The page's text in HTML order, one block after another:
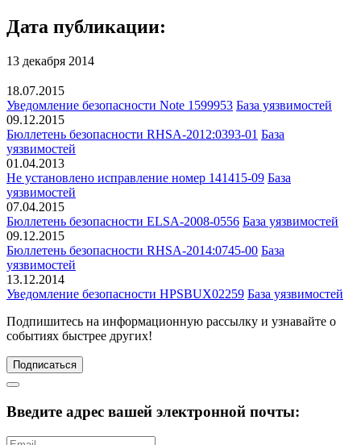
Дата публикации:
13 декабря 2014
18.07.2015
Уведомление безопасности Note 1599953 База уязвимостей
09.12.2015
Бюллетень безопасности RHSA-2012:0393-01 База
уязвимостей
01.04.2013
Не установлено исправление номер 141415-09 База
уязвимостей
07.04.2015
Бюллетень безопасности ELSA-2008-0556 База уязвимостей
09.12.2015
Бюллетень безопасности RHSA-2014:0745-00 База
уязвимостей
13.12.2014
Уведомление безопасности HPSBUX02259 База уязвимостей
Подпишитесь на информационную рассылку и узнавайте о
событиях быстрее других!
Подписаться
Введите адрес вашей электронной почты: